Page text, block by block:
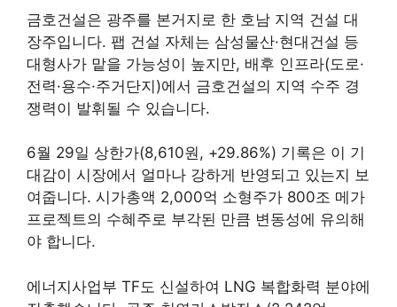
금호건설은 광주를 본거지로 한 호남 지역 건설 대
장주입니다. 팹 건설 자체는 삼성물산·현대건설 등
대형사가 맡을 가능성이 높지만, 배후 인프라(도로·
전력·용수·주거단지)에서 금호건설의 지역 수주 경
쟁력이 발휘될 수 있습니다.
6월 29일 상한가(8,610원, +29.86%) 기록은 이 기
대감이 시장에서 얼마나 강하게 반영되고 있는지 보
여줍니다. 시가총액 2,000억 소형주가 800조 메가
프로젝트의 수혜주로 부각된 만큼 변동성에 유의해
야 합니다.
에너지사업부 TF도 신설하여 LNG 복합화력 분야에